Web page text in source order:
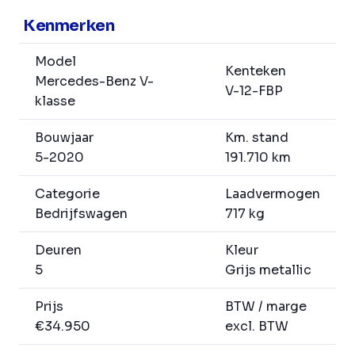
Kenmerken
Model
Mercedes-Benz V-
klasse
Kenteken
V-12-FBP
Bouwjaar
5-2020
Km. stand
191.710 km
Categorie
Bedrijfswagen
Laadvermogen
717 kg
Deuren
5
Kleur
Grijs metallic
Prijs
€34.950
BTW / marge
excl. BTW